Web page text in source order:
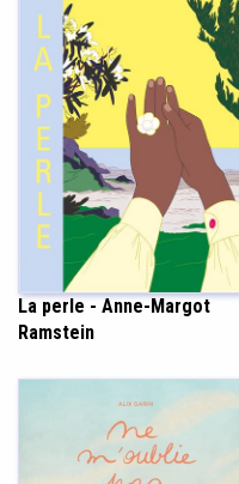
La perle - Anne-Margot
Ramstein